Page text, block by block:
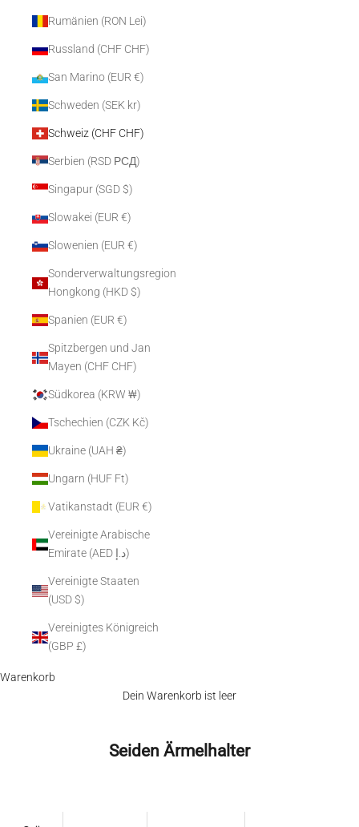
Rumänien (RON Lei)
Russland (CHF CHF)
San Marino (EUR €)
Schweden (SEK kr)
Schweiz (CHF CHF)
Serbien (RSD РСД)
Singapur (SGD $)
Slowakei (EUR €)
Slowenien (EUR €)
Sonderverwaltungsregion
Hongkong (HKD $)
Spanien (EUR €)
Spitzbergen und Jan
Mayen (CHF CHF)
Südkorea (KRW ₩)
Tschechien (CZK Kč)
Ukraine (UAH ₴)
Ungarn (HUF Ft)
Vatikanstadt (EUR €)
Vereinigte Arabische
Emirate (AED د.إ)
Vereinigte Staaten
(USD $)
Vereinigtes Königreich
(GBP £)
Warenkorb
Dein Warenkorb ist leer
Seiden Ärmelhalter